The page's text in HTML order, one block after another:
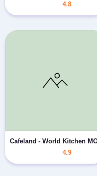
4.8
Cafeland - World Kitchen
4.9